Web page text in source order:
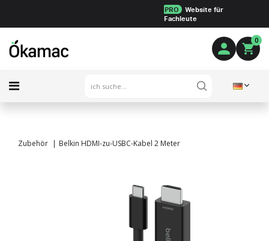
PRO
Website für
Fachleute
0
Zubehör Belkin HDMI-zu-USBC-Kabel 2 Meter